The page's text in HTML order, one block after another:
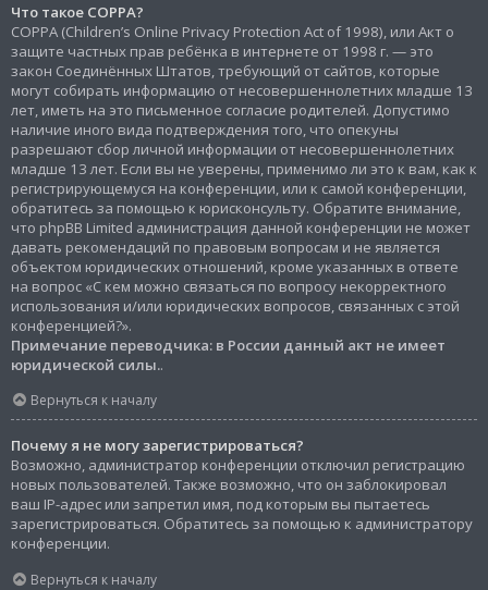
Что такое COPPA?
COPPA (Children’s Online Privacy Protection Act of 1998), или Акт о
защите частных прав ребёнка в интернете от 1998 г. — это
закон Соединённых Штатов, требующий от сайтов, которые
могут собирать информацию от несовершеннолетних младше 13
лет, иметь на это письменное согласие родителей. Допустимо
наличие иного вида подтверждения того, что опекуны
разрешают сбор личной информации от несовершеннолетних
младше 13 лет. Если вы не уверены, применимо ли это к вам, как к
регистрирующемуся на конференции, или к самой конференции,
обратитесь за помощью к юрисконсульту. Обратите внимание,
что phpBB Limited администрация данной конференции не может
давать рекомендаций по правовым вопросам и не является
объектом юридических отношений, кроме указанных в ответе
на вопрос «С кем можно связаться по вопросу некорректного
использования и/или юридических вопросов, связанных с этой
конференцией?».
Примечание переводчика: в России данный акт не имеет
юридической силы..
Вернуться к началу
Почему я не могу зарегистрироваться?
Возможно, администратор конференции отключил регистрацию
новых пользователей. Также возможно, что он заблокировал
ваш IP-адрес или запретил имя, под которым вы пытаетесь
зарегистрироваться. Обратитесь за помощью к администратору
конференции.
Вернуться к началу